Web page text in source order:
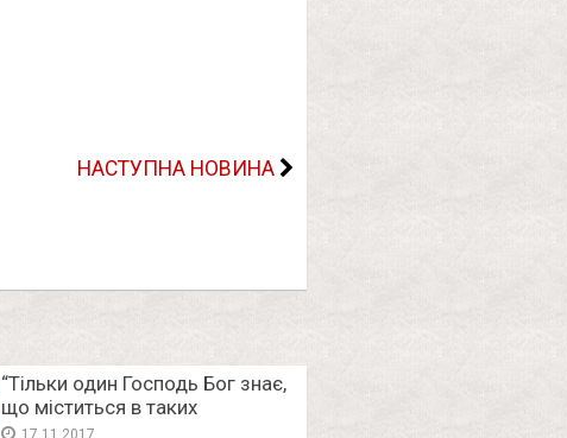
НАСТУПНА НОВИНА
“Тільки один Господь Бог знає,
що міститься в таких
продуктах”: стало відомо, чим